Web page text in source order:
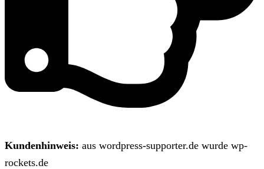
Kundenhinweis: aus wordpress-supporter.de wurde wp-
rockets.de